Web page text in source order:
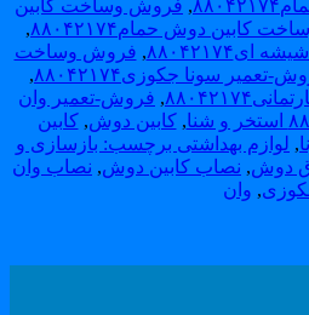
,فروش وساخت کابین
دوش حمام۸۸۰۴۲۱۷۴
,
,فروش وساخت
سونا جکوزی۸۸۰۴۲۱۷۴
,
,فروش-تعمیر وان
,کابین دوش, کابین
لوازم بهداشتی برچسب: بازسازی و
دوش, نصاب کابین دوش, نصاب وان
,وان